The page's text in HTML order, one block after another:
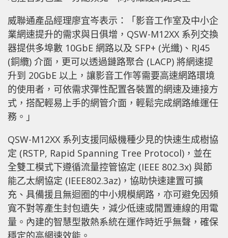
威聯通產品經理廖宜岑表示：「影音工作室及中小企
業網速提升的需求與日俱增，QSW-M12XX 系列交換
器提供多埠數 10GbE 網路以及 SFP+ (光纖)、RJ45
(銅纜) 介面，更可以透過鏈路聚合 (LACP) 將網速提
升到 20GbE 以上，讓影音工作等需要高速網路環境
的使用者，可依需求彈性配置各裝置的網速及連接方
式，搭配輕易上手的網管介面，輕鬆完成網路維運任
務。」
QSW-M12XX 系列支援同級機種少見的快速生成樹協
定 (RSTP, Rapid Spanning Tree Protocol)，並在
全雙工模式下遵循流量控管協定 (IEEE 802.3x) 與節
能乙太網協定 (IEEE802.3az)，協助快速建置可擴
充、具備援且無迴圈的中小規模網路，亦可避免因頻
寬不對等產生封包遺失，減少低速或閒置連線的用電
量。內建的智慧型散熱系統在運作時近乎無聲，確保
穩定的高網速效能。